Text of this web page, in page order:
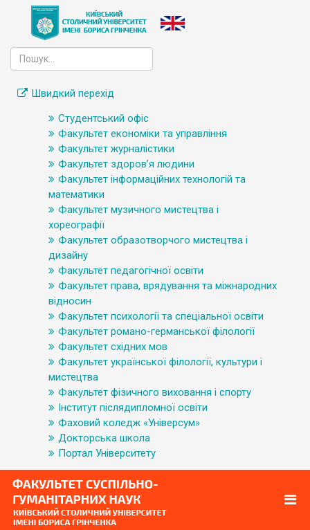
Швидкий перехід
Студентський офіс
Факультет економіки та управління
Факультет журналістики
Факультет здоров’я людини
Факультет інформаційних технологій та
математики
Факультет музичного мистецтва і
хореографії
Факультет образотворчого мистецтва і
дизайну
Факультет педагогічної освіти
Факультет права, врядування та міжнародних
відносин
Факультет психології та спеціальної освіти
Факультет романо-германської філології
Факультет східних мов
Факультет української філології, культури і
мистецтва
Факультет фізичного виховання і спорту
Інститут післядипломної освіти
Фаховий коледж «Універсум»
Докторська школа
Портал Університету